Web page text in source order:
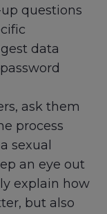
questions
data
ask them
process
sexual
an eye out
explain how
but also